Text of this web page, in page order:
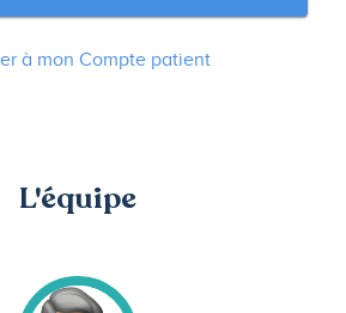
à mon Compte patient
L'équipe